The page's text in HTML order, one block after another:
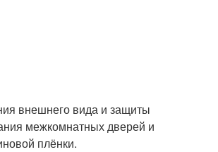
внешнего вида и защиты
межкомнатных дверей и
плёнки.